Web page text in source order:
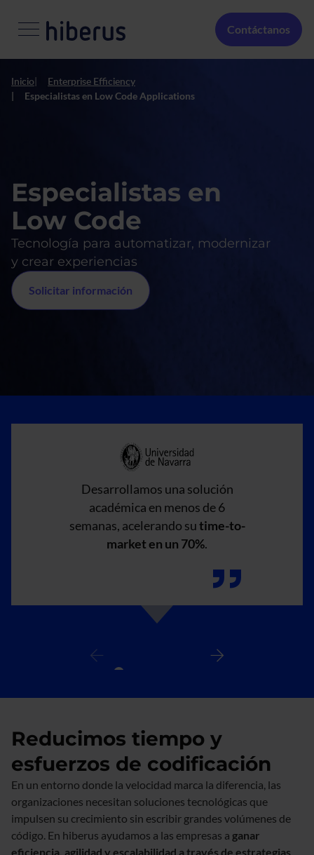
Menú Secundario
Contáctanos
Inicio Enterprise Efficiency
Especialistas en Low Code Applications
Especialistas en
Low Code
Tecnología para automatizar, modernizar
y crear experiencias
Solicitar información
Desarrollamos una solución
académica en menos de 6
semanas, acelerando sutime-to-
market en un 70%.
Reducimos tiempo y
esfuerzos de codificación
En un entorno donde la velocidad marca la diferencia, las
organizaciones necesitan soluciones tecnológicas que
impulsen su crecimiento sin escribir grandes volúmenes de
código. En hiberus ayudamos a las empresas a ganar
eficiencia, agilidad y escalabilidad a través de estrategias